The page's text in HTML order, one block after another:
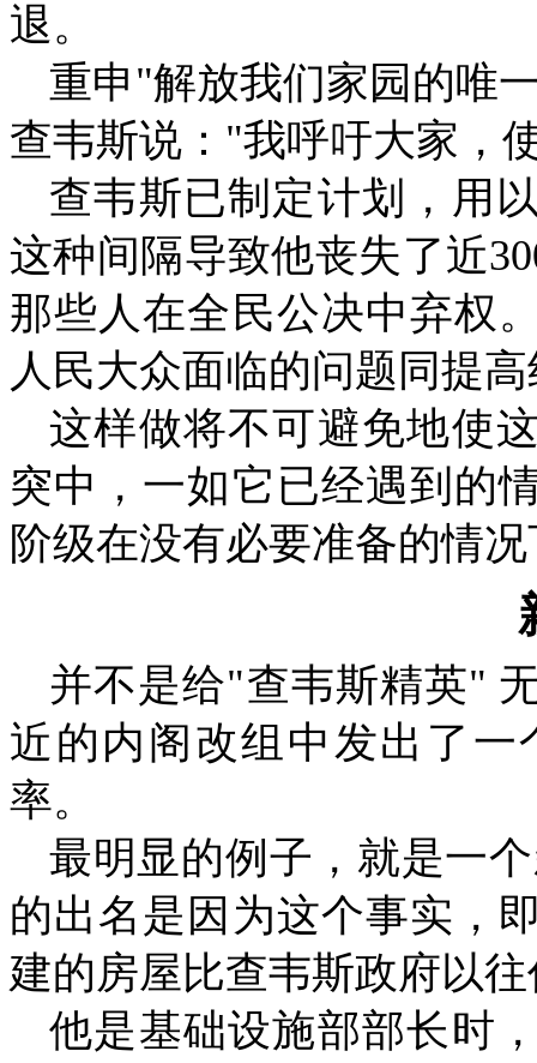
退。
重申 "解放我们家园的唯
查韦斯说： "我呼吁大家，
查韦斯已制定计划，用
这种间隔导致他丧失了近
那些人在全民公决中弃权
人民大众面临的问题同提
这样做将不可避免地使
突中，一如它已经遇到的
阶级在没有必要准备的情
并不是给"查韦斯精英"
近的内阁改组中发出了
率。
最明显的例子，就是一
的出名是因为这个事实，
建的房屋比查韦斯政府以
他是基础设施部部长时